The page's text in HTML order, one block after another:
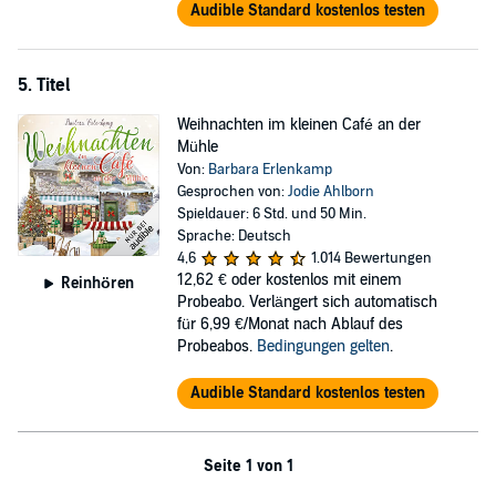
Audible Standard kostenlos testen
5. Titel
Reinhören
Weihnachten im kleinen Café an der
Mühle
Von: Barbara Erlenkamp
Gesprochen von:Jodie Ahlborn
Spieldauer: 6 Std. und 50 Min.
Sprache: Deutsch
4,6
1.014 Bewertungen
12,62 € oder kostenlos mit einem
Probeabo. Verlängert sich automatisch
für 6,99 €/Monat nach Ablauf des
Probeabos. Bedingungen gelten.
Audible Standard kostenlos testen
Seite 1 von 1